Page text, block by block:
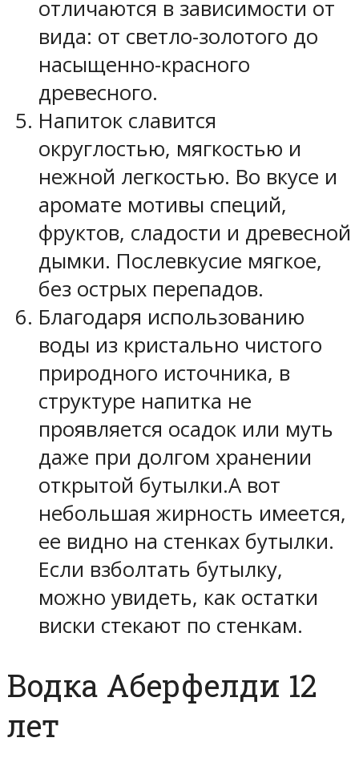
отличаются в зависимости от
вида: от светло-золотого до
насыщенно-красного
древесного.
Напиток славится
округлостью, мягкостью и
нежной легкостью. Во вкусе и
аромате мотивы специй,
фруктов, сладости и древесной
дымки. Послевкусие мягкое,
без острых перепадов.
Благодаря использованию
воды из кристально чистого
природного источника, в
структуре напитка не
проявляется осадок или муть
даже при долгом хранении
открытой бутылки.А вот
небольшая жирность имеется,
ее видно на стенках бутылки.
Если взболтать бутылку,
можно увидеть, как остатки
виски стекают по стенкам.
Водка Аберфелди 12
лет